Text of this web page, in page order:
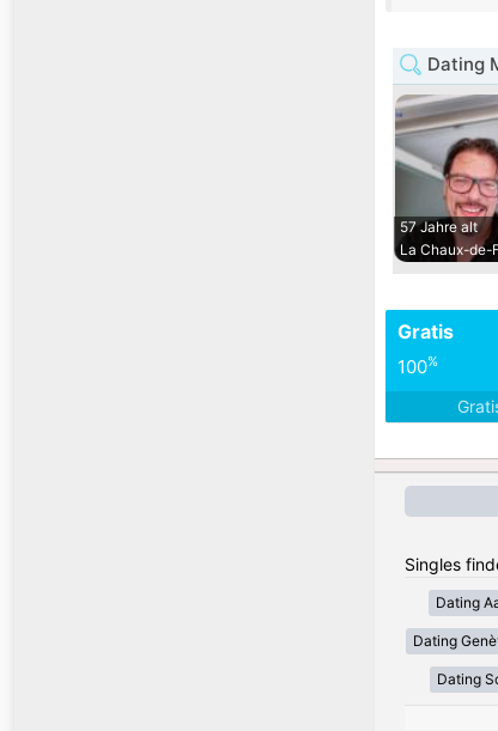
Dating
57 Jahre alt
La Chaux-de-
Gratis
100%
Singles
Dating
Dating
Dating